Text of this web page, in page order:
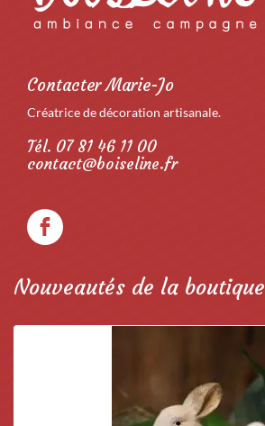
Contacter Marie-Jo
Créatrice de décoration artisanale.
Tél. 07 81 46 11 00
contact@boiseline.fr
Nouveautés de la boutique